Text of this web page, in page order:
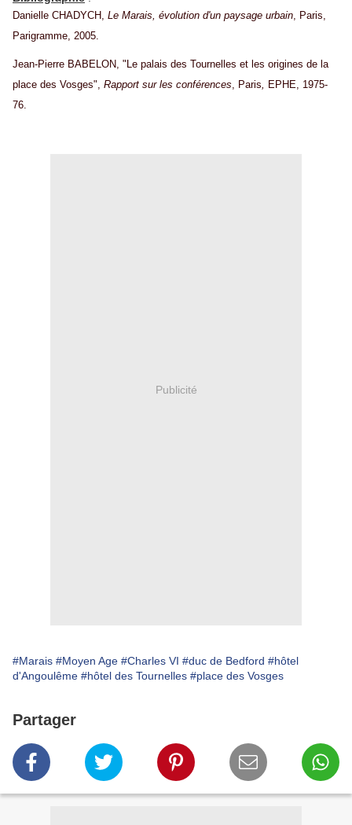
Danielle CHADYCH, Le Marais, évolution d'un paysage urbain, Paris,
Parigramme, 2005.
Jean-Pierre BABELON, "Le palais des Tournelles et les origines de la
place des Vosges", Rapport sur les conférences, Paris, EPHE, 1975-
76.
Publicité
#Marais #Moyen Age #Charles VI #duc de Bedford #hôtel
d'Angoulême #hôtel des Tournelles #place des Vosges
Partager